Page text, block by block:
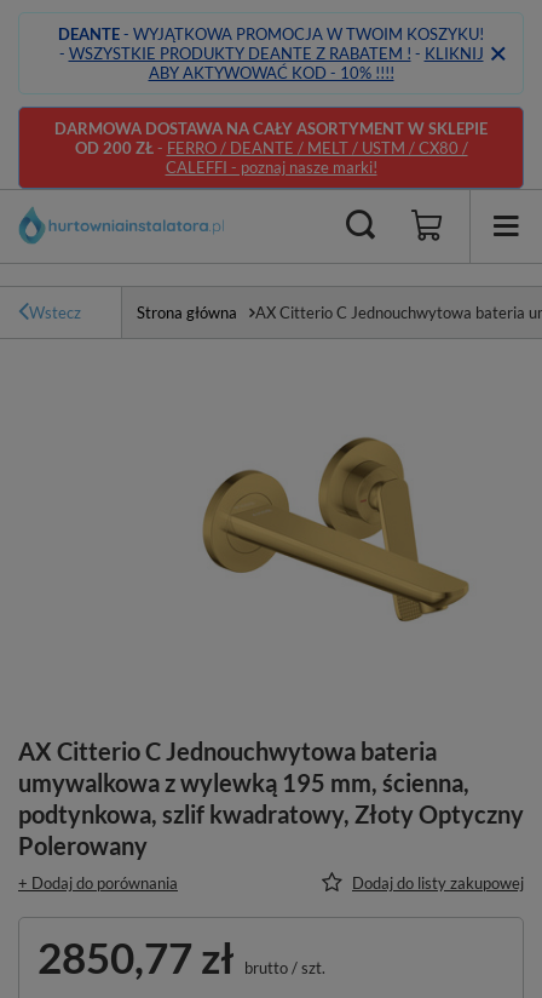
DEANTE- WYJĄTKOWA PROMOCJA W TWOIM KOSZYKU!
- WSZYSTKIE PRODUKTY DEANTE Z RABATEM ! - KLIKNIJ
ABY AKTYWOWAĆ KOD - 10% !!!!
DARMOWA DOSTAWA NA CAŁY ASORTYMENT W SKLEPIE
OD 200 ZŁ- FERRO / DEANTE / MELT / USTM / CX80 /
CALEFFI - poznaj nasze marki!
Wstecz Strona główna AX Citterio C Jednouchwytowa bateria
AX Citterio C Jednouchwytowa bateria
umywalkowa z wylewką 195 mm, ścienna,
podtynkowa, szlif kwadratowy, Złoty Optyczny
Polerowany
+ Dodaj do porównania Dodaj do listy zakupowej
2850,77 zł brutto/szt.